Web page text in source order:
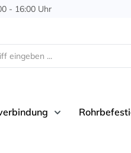
- 16:00 Uhr